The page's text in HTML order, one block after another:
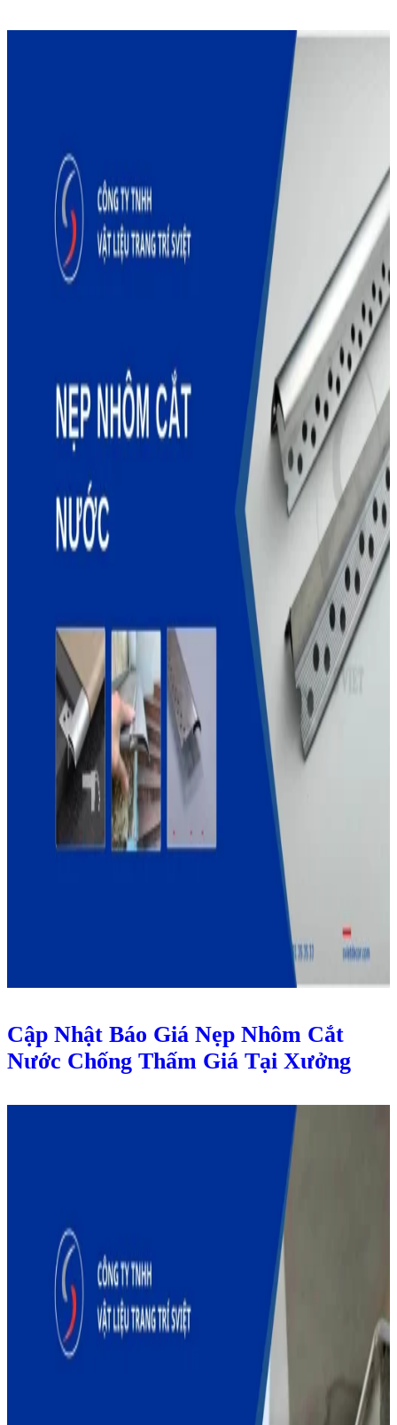
Cập Nhật Báo Giá Nẹp Nhôm Cắt
Nước Chống Thấm Giá Tại Xưởng